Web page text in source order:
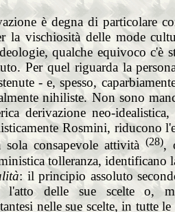
è degna di particolare
la vischiosità delle mode
qualche equivoco c'è
Per quel riguarda la
- e, spesso,
nihiliste. Non sono
derivazione neo-
Rosmini, riducono
sola consapevole attività (28),
tolleranza, identificano
: il principio assoluto
l'atto delle sue scelte o,
nelle sue scelte, in tutte le